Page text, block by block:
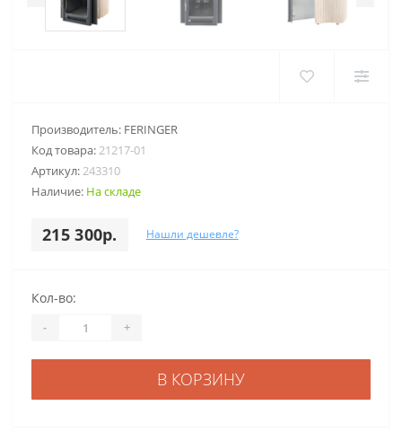
Производитель: FERINGER
Код товара:21217-01
Артикул:243310
Наличие: На складе
215 300р. Нашли дешевле?
Кол-во:
- +
В КОРЗИНУ